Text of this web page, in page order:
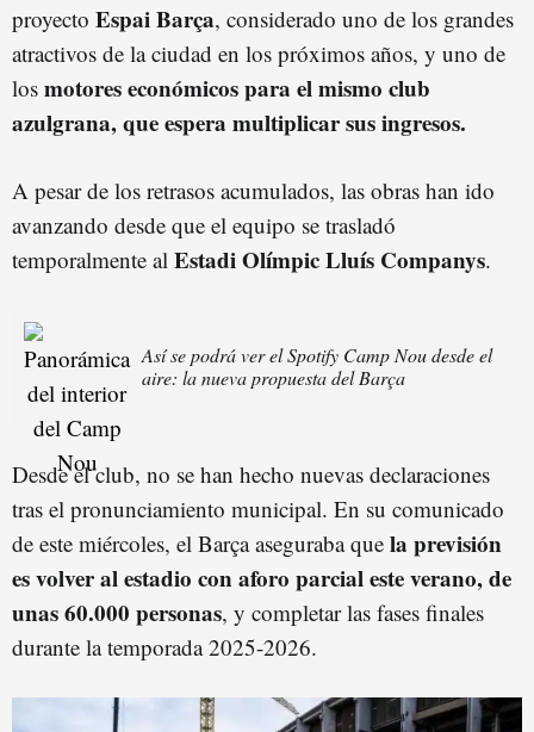
proyecto Espai Barça, considerado uno de los grandes
atractivos de la ciudad en los próximos años, y uno de
los motores económicos para el mismo club
azulgrana, que espera multiplicar sus ingresos.
A pesar de los retrasos acumulados, las obras han ido
avanzando desde que el equipo se trasladó
temporalmente al Estadi Olímpic Lluís Companys.
Así se podrá ver el Spotify Camp Nou desde el
aire: la nueva propuesta del Barça
Desde el club, no se han hecho nuevas declaraciones
tras el pronunciamiento municipal. En su comunicado
de este miércoles, el Barça aseguraba que la previsión
es volver al estadio con aforo parcial este verano, de
unas 60.000 personas, y completar las fases finales
durante la temporada 2025-2026.